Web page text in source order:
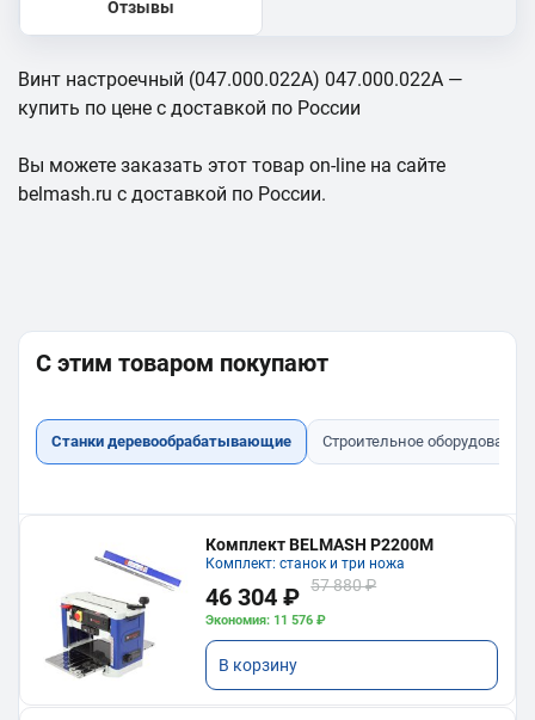
Отзывы
Винт настроечный (047.000.022А) 047.000.022А —
купить по цене с доставкой по России
Вы можете заказать этот товар on-line на сайте
belmash.ru с доставкой по России.
С этим товаром покупают
Станки деревообрабатывающие Строительное оборудование
Комплект BELMASH P2200M
Комплект: станок и три ножа
46 304 ₽ 57 880 ₽
Экономия: 11 576 ₽
В корзину